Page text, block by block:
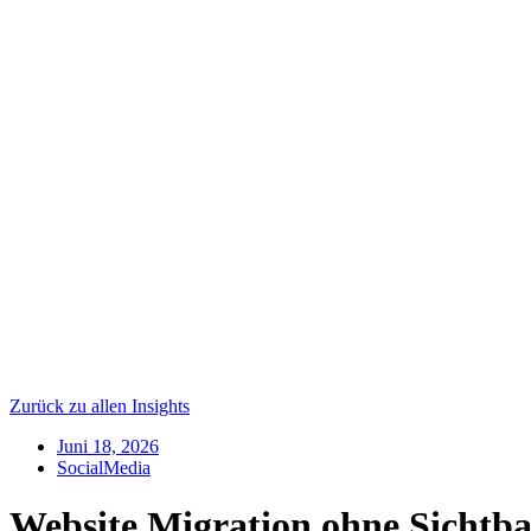
Zurück zu allen Insights
Juni 18, 2026
SocialMedia